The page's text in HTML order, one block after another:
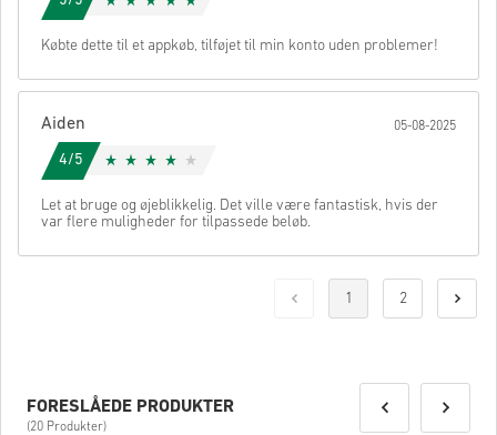
Købte dette til et appkøb, tilføjet til min konto uden problemer!
Aiden 05-08-2025
4/5
Let at bruge og øjeblikkelig. Det ville være fantastisk, hvis der
var flere muligheder for tilpassede beløb.
1 2
FORESLÅEDE PRODUKTER
(20 Produkter)